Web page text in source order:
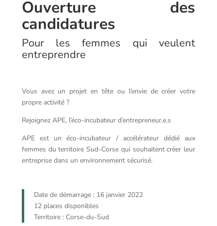
Ouverture des
candidatures
Pour les femmes qui veulent
entreprendre
Vous avez un projet en tête ou l’envie de créer votre
propre activité ?
Rejoignez APE, l’éco-incubateur d’entrepreneur.e.s
APE est un éco-incubateur / accélérateur dédié aux
femmes du territoire Sud-Corse qui souhaitent créer leur
entreprise dans un environnement sécurisé.
Date de démarrage : 16 janvier 2022
12 places disponibles
Territoire : Corse-du-Sud